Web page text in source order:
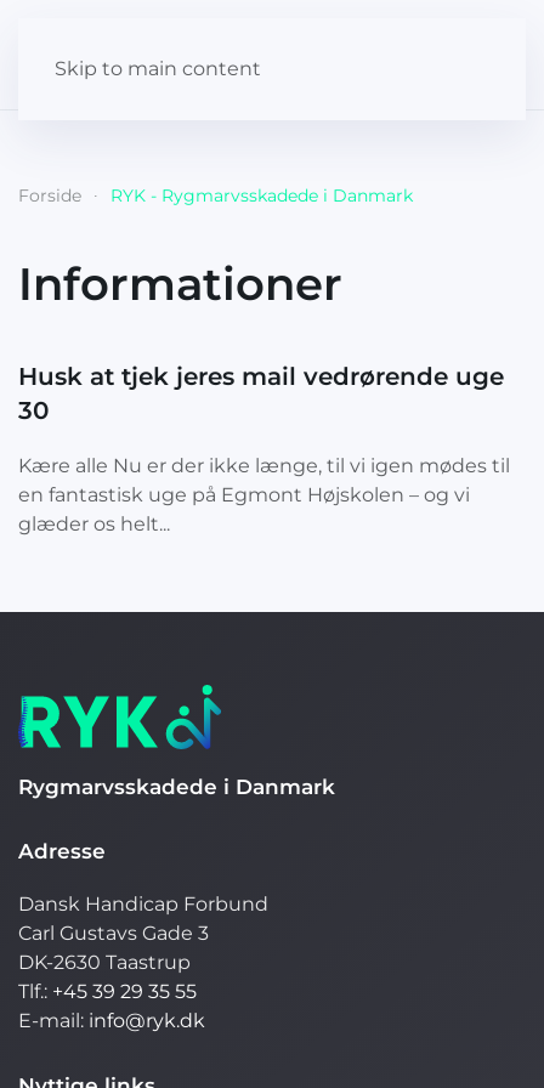
Skip to main content
Forside RYK - Rygmarvsskadede i Danmark
Informationer
Husk at tjek jeres mail vedrørende uge
30
Kære alle Nu er der ikke længe, til vi igen mødes til
en fantastisk uge på Egmont Højskolen – og vi
glæder os helt...
Rygmarvsskadede i Danmark
Adresse
Dansk Handicap Forbund
Carl Gustavs Gade 3
DK-2630 Taastrup
Tlf.: +45 39 29 35 55
E-mail: info@ryk.dk